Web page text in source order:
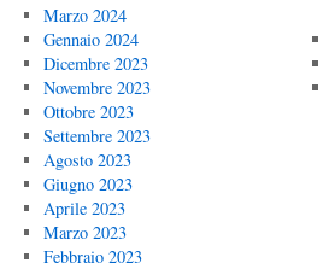
Marzo 2024
Gennaio 2024
Dicembre 2023
Novembre 2023
Ottobre 2023
Settembre 2023
Agosto 2023
Giugno 2023
Aprile 2023
Marzo 2023
Febbraio 2023